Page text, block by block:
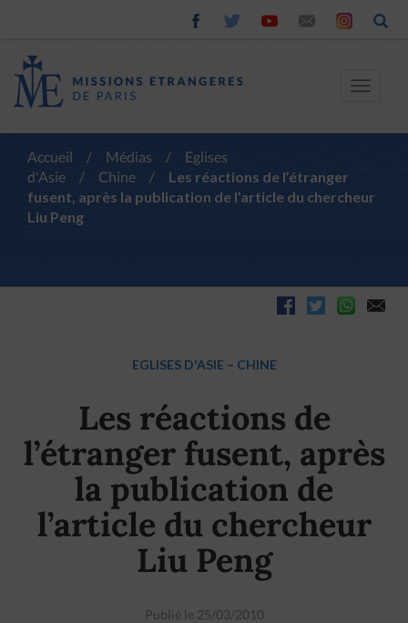
Toggle
Accueil / Médias /
Eglises
d'Asie
/ Chine /
Les réactions de l’étranger
fusent, après la publication de l’article du chercheur
Liu Peng
EGLISES D'ASIE – CHINE
Les réactions de
l’étranger fusent, après
la publication de
l’article du chercheur
Liu Peng
Publié le 25/03/2010